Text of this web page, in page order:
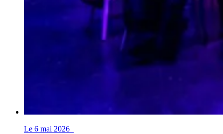
Le 6 mai 2026